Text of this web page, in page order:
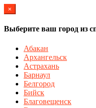
×
Выберите ваш город из
Абакан
Архангельск
Астрахань
Барнаул
Белгород
Бийск
Благовещенск